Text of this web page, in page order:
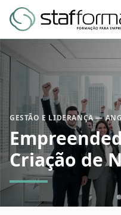
GESTÃO E LIDERANÇA —
Criação de